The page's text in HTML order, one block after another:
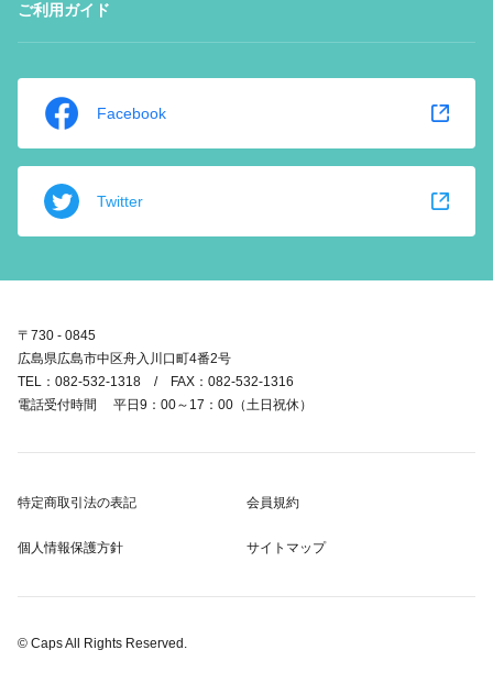
ご利用ガイド
Facebook
Twitter
〒730 - 0845
広島県広島市中区舟入川口町4番2号
TEL：082-532-1318 / FAX：082-532-1316
電話受付時間 平日9：00～17：00（土日祝休）
特定商取引法の表記 会員規約
個人情報保護方針 サイトマップ
© Caps All Rights Reserved.